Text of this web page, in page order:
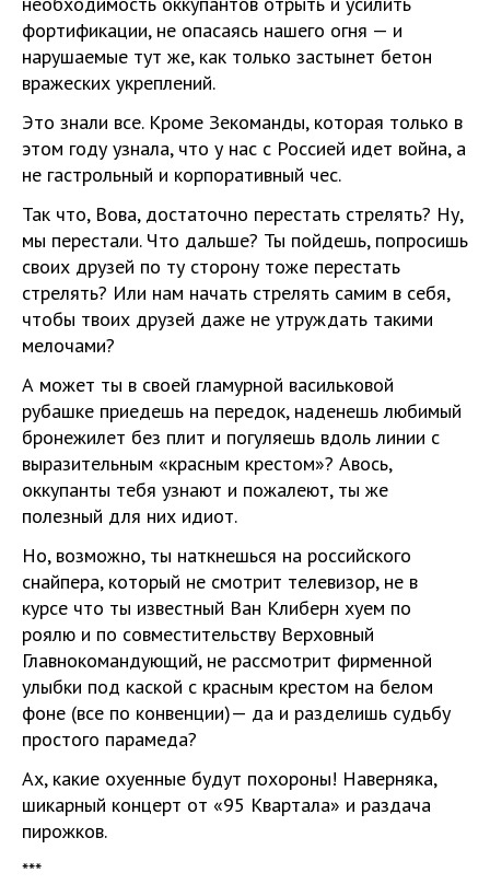
фортификации, не опасаясь нашего огня — и
нарушаемые тут же, как только застынет бетон
вражеских укреплений.
Это знали все. Кроме Зекоманды, которая только в
этом году узнала, что у нас с Россией идет война, а
не гастрольный и корпоративный чес.
Так что, Вова, достаточно перестать стрелять? Ну,
мы перестали. Что дальше? Ты пойдешь, попросишь
своих друзей по ту сторону тоже перестать
стрелять? Или нам начать стрелять самим в себя,
чтобы твоих друзей даже не утруждать такими
мелочами?
А может ты в своей гламурной васильковой
рубашке приедешь на передок, наденешь любимый
бронежилет без плит и погуляешь вдоль линии с
выразительным «красным крестом»? Авось,
оккупанты тебя узнают и пожалеют, ты же
полезный для них идиот.
Но, возможно, ты наткнешься на российского
снайпера, который не смотрит телевизор, не в
курсе что ты известный Ван Клиберн хуем по
роялю и по совместительству Верховный
Главнокомандующий, не рассмотрит фирменной
улыбки под каской с красным крестом на белом
фоне (все по конвенции)— да и разделишь судьбу
простого парамеда?
Ах, какие охуенные будут похороны! Наверняка,
шикарный концерт от «95 Квартала» и раздача
пирожков.
***